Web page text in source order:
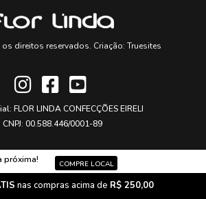
direitos reservados. Criação: Truesites
FLOR LINDA CONFECÇÕES EIRELI
CNPJ: 00.588.446/0001-89
próxima! COMPRE LOCAL
nas compras acima de R$ 250,00